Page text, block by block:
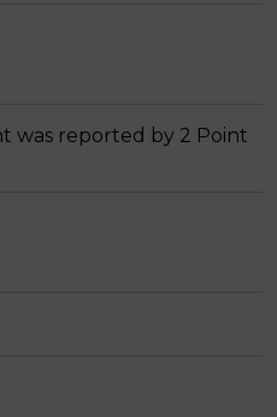
was reported by 2 Point